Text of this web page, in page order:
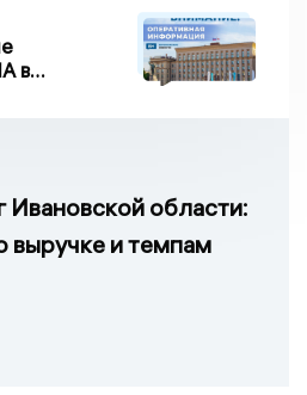
в
Ивановской области:
выручке и темпам